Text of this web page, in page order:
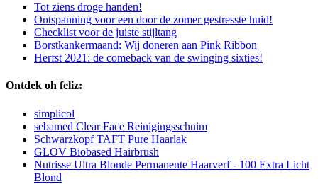
Tot ziens droge handen!
Ontspanning voor een door de zomer gestresste huid!
Checklist voor de juiste stijltang
Borstkankermaand: Wij doneren aan Pink Ribbon
Herfst 2021: de comeback van de swinging sixties!
Ontdek oh feliz:
simplicol
sebamed Clear Face Reinigingsschuim
Schwarzkopf TAFT Pure Haarlak
GLOV Biobased Hairbrush
Nutrisse Ultra Blonde Permanente Haarverf - 100 Extra Licht
Blond